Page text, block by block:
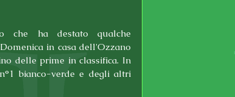
che ha destato qualche
in casa dell'Ozzano
delle prime in classifica. In
bianco-verde e degli altri